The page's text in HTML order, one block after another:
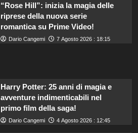
“Rose Hill”: inizia la magia delle
riprese della nuova serie
romantica su Prime Video!
Dario Cangemi 7 Agosto 2026 : 18:15
Harry Potter: 25 anni di magia e
avventure indimenticabili nel
primo film della saga!
Dario Cangemi 4 Agosto 2026 : 12:45